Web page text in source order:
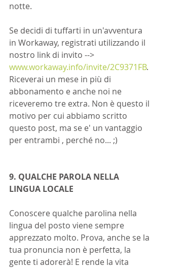
notte.
Se decidi di tuffarti in un'avventura
in Workaway, registrati utilizzando il
nostro link di invito -->
www.workaway.info/invite/2C9371FB.
Riceverai un mese in più di
abbonamento e anche noi ne
riceveremo tre extra. Non è questo il
motivo per cui abbiamo scritto
questo post, ma se e' un vantaggio
per entrambi , perché no... ;)
9. QUALCHE PAROLA NELLA
LINGUA LOCALE
Conoscere qualche parolina nella
lingua del posto viene sempre
apprezzato molto. Prova, anche se la
tua pronuncia non è perfetta, la
gente ti adorerà! E rende la vita